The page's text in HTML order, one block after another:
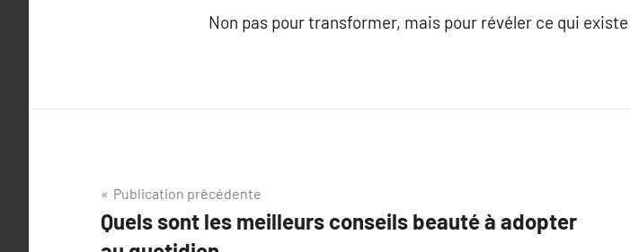
Non pas pour transformer, mais pour révéler ce qui
Navigation
de
Publication précédente
Quels sont les meilleurs conseils beauté à adopter